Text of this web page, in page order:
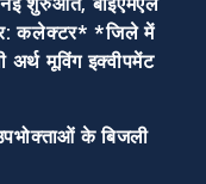
कलेक्टर* *जिले में
अर्थ मूविंग इक्वीपमेंट
के बिजली